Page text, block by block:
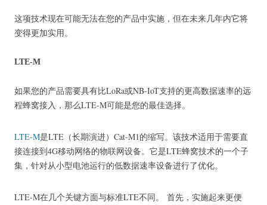
这项技术现在可能无法在您的产品中实施，但在未来几年内它将
变得更加实用。
LTE-M
如果您的产品需要具有比LoRa或NB-IoT支持的更高数据速率的远
程蜂窝接入，那么LTE-M可能是您的最佳选择。
LTE-M是LTE（长期演进）Cat-M1的缩写。 该技术适用于需要直
接连接到4G移动网络的物联网设备。 它是LTE蜂窝技术的一个子
集，针对从小型电池运行的低数据速率设备进行了优化。
LTE-M在几个关键方面与标准LTE不同。
首先，实施起来更便